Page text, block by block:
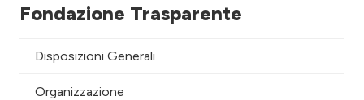
Fondazione Trasparente
Disposizioni Generali
Organizzazione